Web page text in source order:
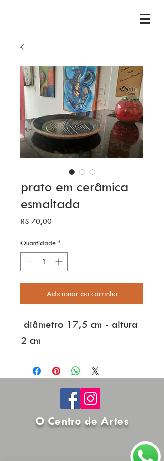
prato em cerâmica
esmaltada
R$ 70,00Preço
Quantidade *
Adicionar ao carrinho
diâmetro 17,5 cm - altura
2 cm
O Centro de Artes